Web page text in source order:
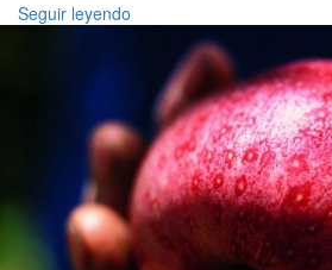
Seguir leyendo